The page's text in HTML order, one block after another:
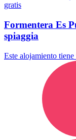
gratis
Formentera Es
spiaggia
Este alojamiento